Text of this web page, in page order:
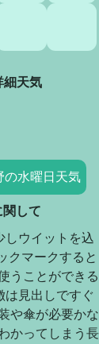
細天気
の水曜日天気
して
しウイットを込
クマークすると
うことができる
は見出しですぐ
や傘が必要かな
かってしまう長